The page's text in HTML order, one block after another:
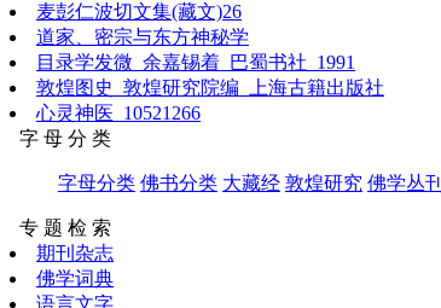
麦彭仁波切文集(藏文)26
道家、密宗与东方神秘学
目录学发微_余嘉锡着_巴蜀书社_1991
敦煌图史_敦煌研究院编_上海古籍出版社
心灵神医_10521266
字 母 分 类
字母分类 佛书分类 大藏经 敦煌研究 佛学丛刊
专 题 检 索
期刊杂志
佛学词典
语言文字